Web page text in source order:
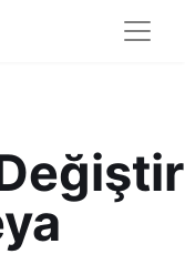
Değiştir